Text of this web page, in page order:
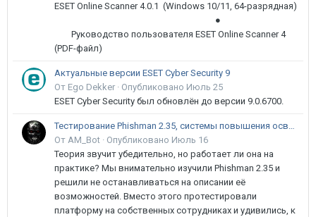
ESET Online Scanner 4.0.1 (Windows 10/11, 64-разрядная)
●
Руководство пользователя ESET Online Scanner 4
(PDF-файл)
Актуальные версии ESET Cyber Security 9
От Ego Dekker · Опубликовано Июль 25
ESET Cyber Security был обновлён до версии 9.0.6700.
Тестирование Phishman 2.35, системы повышения осведомлённости пользователей в сфере ИБ
От AM_Bot · Опубликовано Июль 16
Теория звучит убедительно, но работает ли она на
практике? Мы внимательно изучили Phishman 2.35 и
решили не останавливаться на описании её
возможностей. Вместо этого протестировали
платформу на собственных сотрудниках и удивились, к